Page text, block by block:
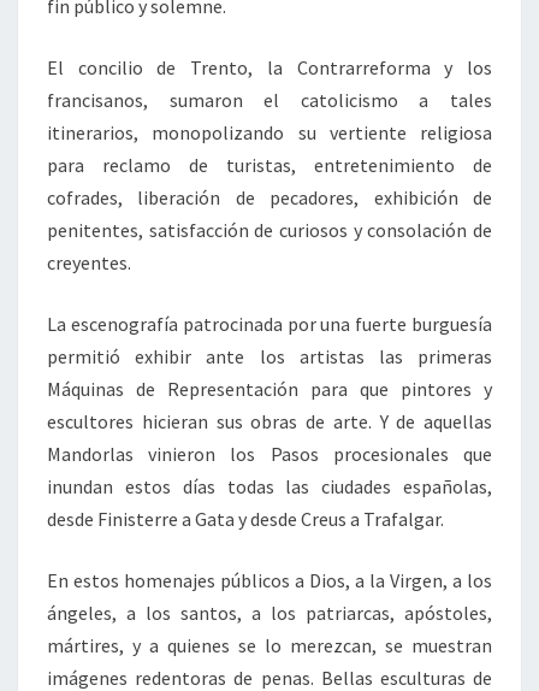
fin público y solemne.
El concilio de Trento, la Contrarreforma y los
francisanos, sumaron el catolicismo a tales
itinerarios, monopolizando su vertiente religiosa
para reclamo de turistas, entretenimiento de
cofrades, liberación de pecadores, exhibición de
penitentes, satisfacción de curiosos y consolación de
creyentes.
La escenografía patrocinada por una fuerte burguesía
permitió exhibir ante los artistas las primeras
Máquinas de Representación para que pintores y
escultores hicieran sus obras de arte. Y de aquellas
Mandorlas vinieron los Pasos procesionales que
inundan estos días todas las ciudades españolas,
desde Finisterre a Gata y desde Creus a Trafalgar.
En estos homenajes públicos a Dios, a la Virgen, a los
ángeles, a los santos, a los patriarcas, apóstoles,
mártires, y a quienes se lo merezcan, se muestran
imágenes redentoras de penas. Bellas esculturas de